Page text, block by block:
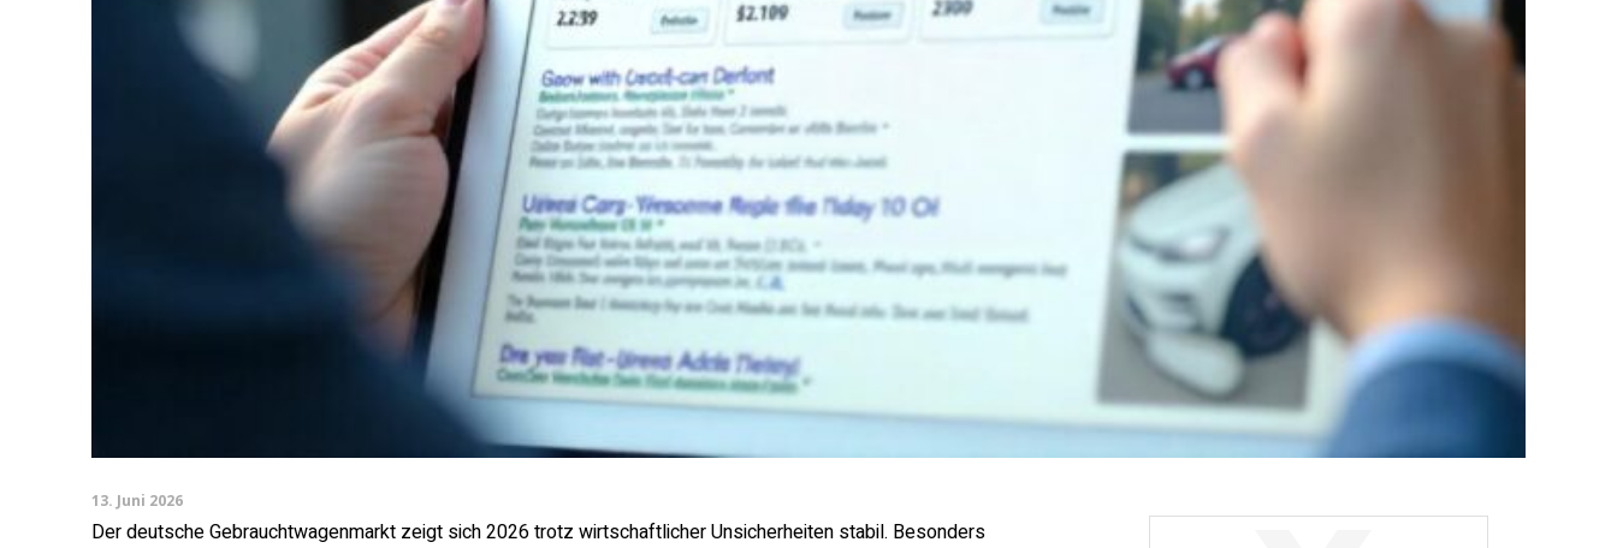
13. Juni 2026
Der deutsche Gebrauchtwagenmarkt zeigt sich 2026 trotz wirtschaftlicher Unsicherheiten stabil. Besonders